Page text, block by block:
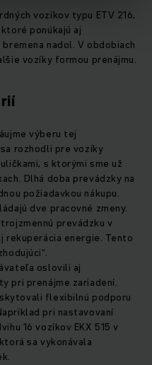
vozíkov typu ETV 216,
ponúkajú aj
nadol. V obdobiach
vozíky formou prenájmu.
výberu tej
rozhodli pre vozíky
s ktorými sme už
Dlhá doba prevádzky na
požiadavkou nákupu.
dve pracovné zmeny.
prevádzku v
rekuperácia energie. Tento
oslovili aj
pri prenájme zariadení.
flexibilnú podporu
pri nastavovaní
16 vozíkov EKX 515 v
sa vykonávala